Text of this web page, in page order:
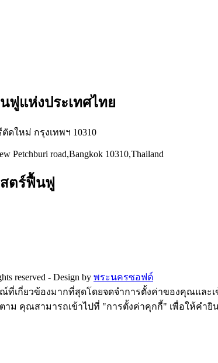
ฟูแห่งประเทศไทย
ดใหม่ กรุงเทพฯ 10310
Petchburi road,Bangkok 10310,Thailand
ตร์ฟื้นฟู
reserved - Design by พระนครซอฟต์
ที่เกี่ยวข้องมากที่สุดโดยจดจำการตั้งค่าของคุณและ
ม คุณสามารถเข้าไปที่ "การตั้งค่าคุกกี้" เพื่อให้คำ